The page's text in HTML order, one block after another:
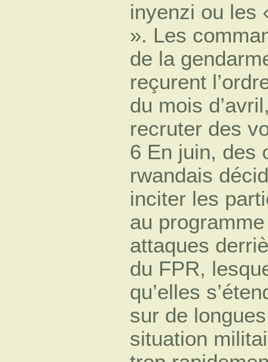
inyenzi ou les
». Les
de la
reçurent
du mois
recruter des
6 En juin, des
rwandais
inciter les
au
attaques
du FPR,
qu’elles
sur de
situation